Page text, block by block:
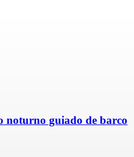
noturno guiado de barco